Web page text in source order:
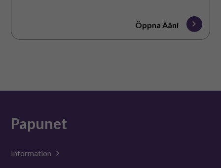
Öppna Ääni
Papunet
Information